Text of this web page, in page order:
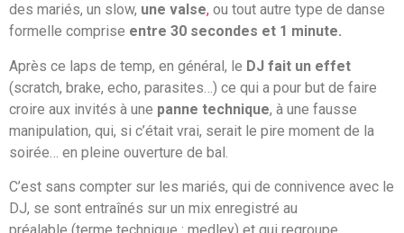
des mariés, un slow, une valse, ou tout autre type de danse
formelle comprise entre 30 secondes et 1 minute.
Après ce laps de temp, en général, le DJ fait un effet
(scratch, brake, echo, parasites…) ce qui a pour but de faire
croire aux invités à une panne technique, à une fausse
manipulation, qui, si c’était vrai, serait le pire moment de la
soirée… en pleine ouverture de bal.
C’est sans compter sur les mariés, qui de connivence avec le
DJ, se sont entraînés sur un mix enregistré au